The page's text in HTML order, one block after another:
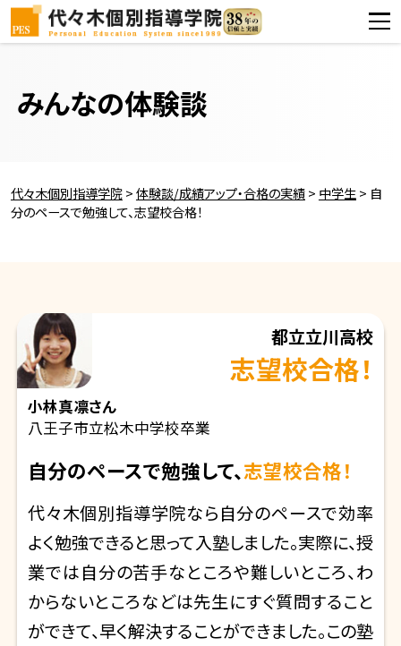
みんなの体験談
代々木個別指導学院>体験談/成績アップ・合格の実績> 中学生> 自
分のペースで勉強して、志望校合格！
都立立川高校
志望校合格！
小林真凛さん
八王子市立松木中学校卒業
自分のペースで勉強して、志望校合格！
代々木個別指導学院なら自分のペースで効率
よく勉強できると思って入塾しました。実際に、授
業では自分の苦手なところや難しいところ、わ
からないところなどは先生にすぐ質問すること
ができて、早く解決することができました。この塾